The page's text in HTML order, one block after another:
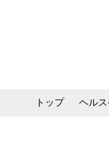
トップ ヘル